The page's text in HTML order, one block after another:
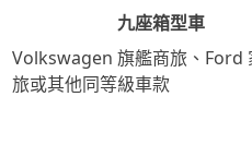
九座箱型車
Volkswagen 旗艦商旅、Ford
旅或其他同等級車款